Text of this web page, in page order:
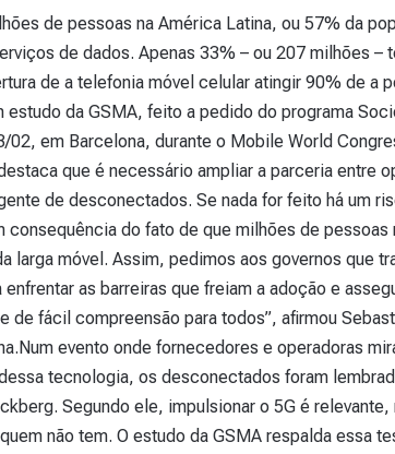
de pessoas na América Latina, ou 57% da
de dados. Apenas 33% – ou 207 milhões –
de a telefonia móvel celular atingir 90% de a
estudo da GSMA, feito a pedido do programa
02, em Barcelona, durante o Mobile World
que é necessário ampliar a parceria entre
de desconectados. Se nada for feito há um
consequência do fato de que milhões de pessoas
larga móvel. Assim, pedimos aos governos que
enfrentar as barreiras que freiam a adoção e
de fácil compreensão para todos”, afirmou
evento onde fornecedores e operadoras
tecnologia, os desconectados foram
Segundo ele, impulsionar o 5G é
não tem. O estudo da GSMA respalda essa
R
v
i
s
A
v
i
s